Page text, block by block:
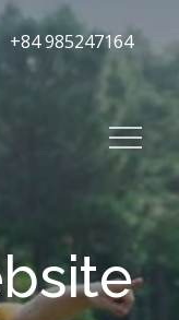
+84 985247164